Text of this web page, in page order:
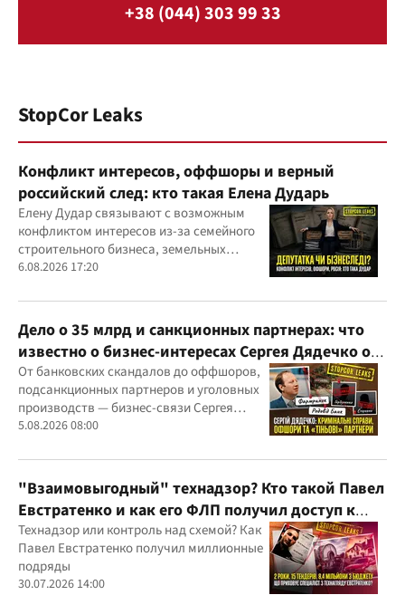
+38 (044) 303 99 33
StopCor Leaks
Конфликт интересов, оффшоры и верный
российский след: кто такая Елена Дударь
Елену Дудар связывают с возможным
конфликтом интересов из-за семейного
строительного бизнеса, земельных
скандалов, судебных дел
6.08.2026 17:20
Дело о 35 млрд и санкционных партнерах: что
известно о бизнес-интересах Сергея Дядечко от
"Родовид Банка" до "ФАРМАСЕЛ"
От банковских скандалов до оффшоров,
подсанкционных партнеров и уголовных
производств — бизнес-связи Сергея
Дядечко до сих пор простираются через
юрисдикций
5.08.2026 08:00
"Взаимовыгодный" технадзор? Кто такой Павел
Евстратенко и как его ФЛП получил доступ к
бюджетным миллионам?
Технадзор или контроль над схемой? Как
Павел Евстратенко получил миллионные
подряды
30.07.2026 14:00